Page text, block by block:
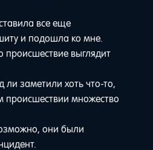
все еще
и подошла ко мне.
происшествие выглядит
ли заметили хоть что-то,
происшествии множество
они были